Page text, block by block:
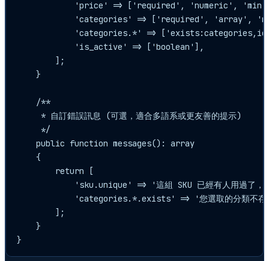
'price' => ['required', 'numeric',
'categories' => ['required', 'array',
'categories.*' =>
            'is_active' => ['boolean'],
        ];
    }
    /**
     * 自訂錯誤訊息 (可選，適合多語系或更友善的提示)
     */
    public function messages(): array
    {
        return [
'sku.unique' => '這組 SKU 已經有人用過了，
'categories.*.exists' => '您選取的分類不存
        ];
    }